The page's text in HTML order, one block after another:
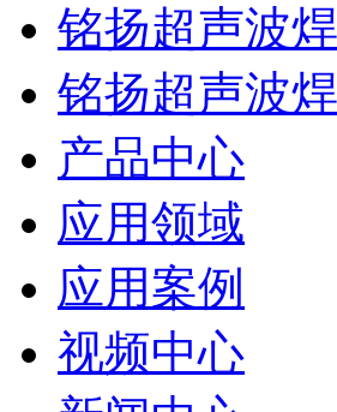
铭扬超声波
铭扬超声波
产品中心
应用领域
应用案例
视频中心